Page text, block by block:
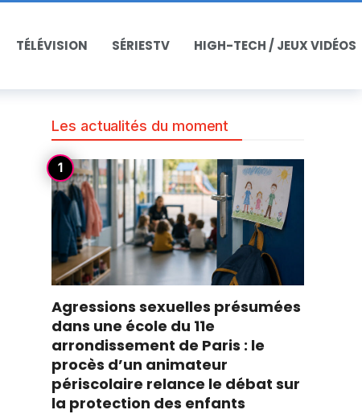
TÉLÉVISION SÉRIESTV HIGH-TECH / JEUX VIDÉOS
Les actualités du moment
Agressions sexuelles présumées
dans une école du 11e
arrondissement de Paris : le
procès d’un animateur
périscolaire relance le débat sur
la protection des enfants